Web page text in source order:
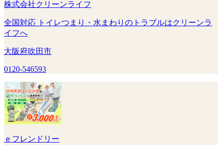
株式会社クリーンライフ
全国対応 トイレつまり・水まわりのトラブルはクリーンラ
イフへ
大阪府吹田市
0120-546593
ｅフレンドリー